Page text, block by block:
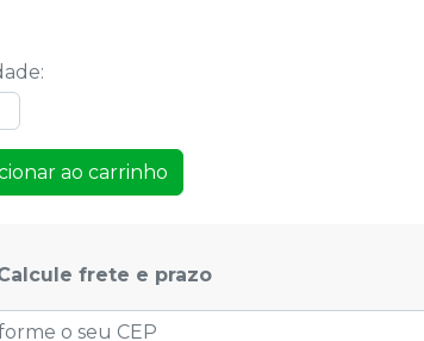
:
ao carrinho
frete e prazo